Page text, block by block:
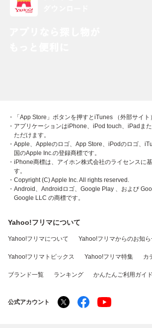
・「App Store」ボタンを押すとiTunes （外部サイト
・アプリケーションはiPhone、iPod touch、iPadま
ただけます。
・Apple、Appleのロゴ、App Store、iPodのロゴ、
国のApple Inc.の登録商標です。
・iPhone商標は、アイホン株式会社のライセンスに
す。
・Copyright (C) Apple Inc. All rights reserved.
・Android、Androidロゴ、Google Play 、および
Google LLC の商標です。
Yahoo!フリマについて
Yahoo!フリマについて Yahoo!フリマからのお知
Yahoo!フリマトピックス Yahoo!フリマ特集 カ
ブランド一覧 ランキング かんたんご利用ガイド
公式アカウント